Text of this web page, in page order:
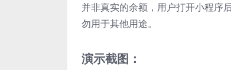
并非真实的余额，用户打开小程序
勿用于其他用途。
演示截图：